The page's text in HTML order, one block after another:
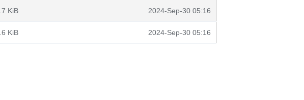
KiB 2024-Sep-30 05:16
KiB 2024-Sep-30 05:16